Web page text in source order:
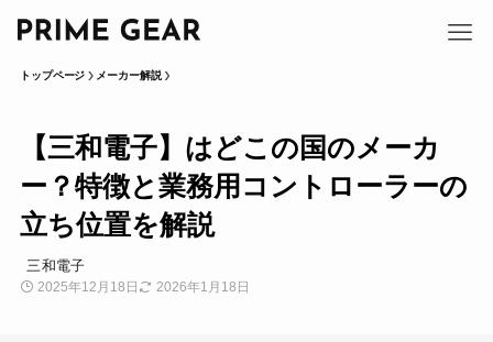
トップページ メーカー解説
【三和電子】はどこの国のメーカ
ー？特徴と業務用コントローラーの
立ち位置を解説
三和電子
2025年12月18日
2026年1月18日